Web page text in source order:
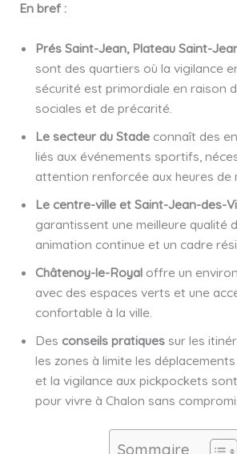
En bref :
Prés Saint-Jean, Plateau Saint-
sont des quartiers où la vigilance
sécurité est primordiale en raison
sociales et de précarité.
Le secteur du Stadeconnaît des
liés aux événements sportifs,
attention renforcée aux heures de
Le centre-ville et Saint-Jean-des-
garantissent une meilleure qualité
animation continue et un cadre
Châtenoy-le-Royaloffre un
avec des espaces verts et une
confortable à la ville.
Des conseils pratiquessur les
les zones à limite les
et la vigilance aux pickpockets
pour vivre à Chalon sans
Sommaire